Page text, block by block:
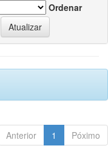
Ordenar
Anterior 1 Póximo